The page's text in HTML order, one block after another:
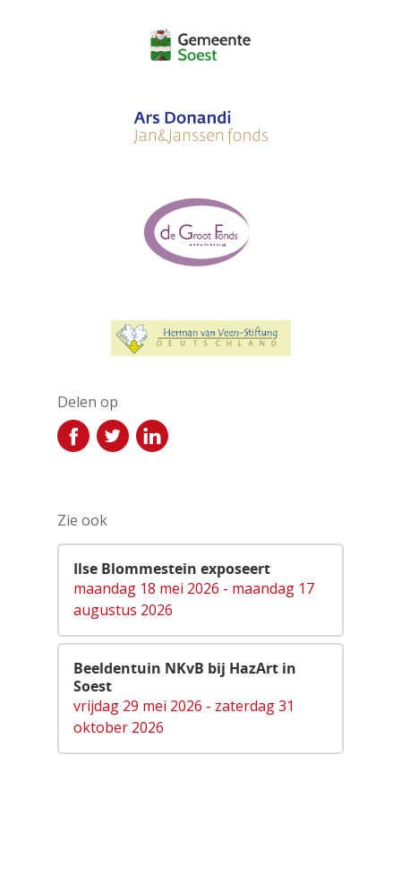
Delen op
Zie ook
Ilse Blommestein exposeert
maandag 18 mei 2026 - maandag 17
augustus 2026
Beeldentuin NKvB bij HazArt in
Soest
vrijdag 29 mei 2026 - zaterdag 31
oktober 2026
Agenda
Bekijk de agenda